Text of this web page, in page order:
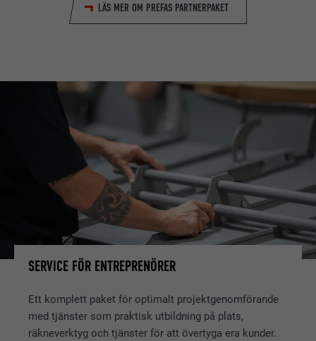
LÄS MER OM PREFAS PARTNERPAKET
SERVICE FÖR ENTREPRENÖRER
Ett komplett paket för optimalt projektgenomförande
med tjänster som praktisk utbildning på plats,
räkneverktyg och tjänster för att övertyga era kunder.